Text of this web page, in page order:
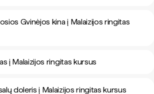
Gvinėjos kina į Malaizijos ringitas
į Malaizijos ringitas kursus
doleris į Malaizijos ringitas kursus